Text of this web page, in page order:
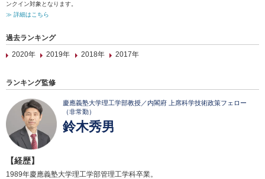
ンクイン対象となります。
≫ 詳細はこちら
過去ランキング
2020年
2019年 2018年 2017年
ランキング監修
慶應義塾大学理工学部教授／内閣府 上席科学技術政策フェロー
（非常勤）
鈴木秀男
【経歴】
1989年慶應義塾大学理工学部管理工学科卒業。